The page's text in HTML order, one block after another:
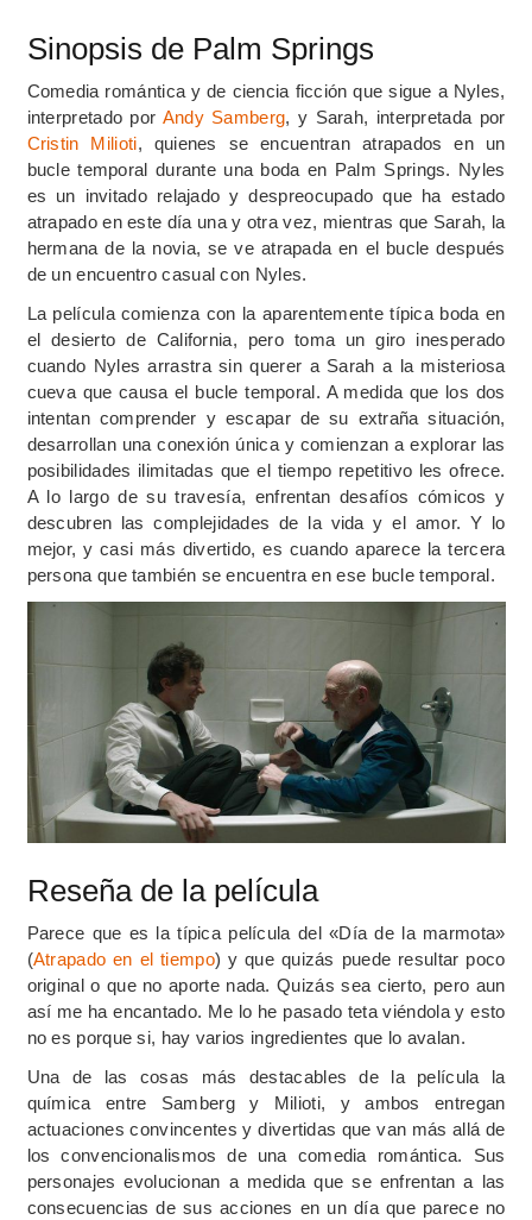
Sinopsis de Palm Springs
Comedia romántica y de ciencia ficción que sigue a Nyles,
interpretado por Andy Samberg, y Sarah, interpretada por
Cristin Milioti, quienes se encuentran atrapados en un
bucle temporal durante una boda en Palm Springs. Nyles
es un invitado relajado y despreocupado que ha estado
atrapado en este día una y otra vez, mientras que Sarah, la
hermana de la novia, se ve atrapada en el bucle después
de un encuentro casual con Nyles.
La película comienza con la aparentemente típica boda en
el desierto de California, pero toma un giro inesperado
cuando Nyles arrastra sin querer a Sarah a la misteriosa
cueva que causa el bucle temporal. A medida que los dos
intentan comprender y escapar de su extraña situación,
desarrollan una conexión única y comienzan a explorar las
posibilidades ilimitadas que el tiempo repetitivo les ofrece.
A lo largo de su travesía, enfrentan desafíos cómicos y
descubren las complejidades de la vida y el amor. Y lo
mejor, y casi más divertido, es cuando aparece la tercera
persona que también se encuentra en ese bucle temporal.
Reseña de la película
Parece que es la típica película del «Día de la marmota»
(Atrapado en el tiempo) y que quizás puede resultar poco
original o que no aporte nada. Quizás sea cierto, pero aun
así me ha encantado. Me lo he pasado teta viéndola y esto
no es porque si, hay varios ingredientes que lo avalan.
Una de las cosas más destacables de la película la
química entre Samberg y Milioti, y ambos entregan
actuaciones convincentes y divertidas que van más allá de
los convencionalismos de una comedia romántica. Sus
personajes evolucionan a medida que se enfrentan a las
consecuencias de sus acciones en un día que parece no